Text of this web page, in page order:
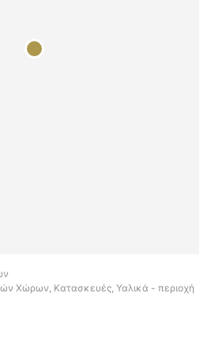
Χώρων, Κατασκευές, Υαλικά - περιοχή